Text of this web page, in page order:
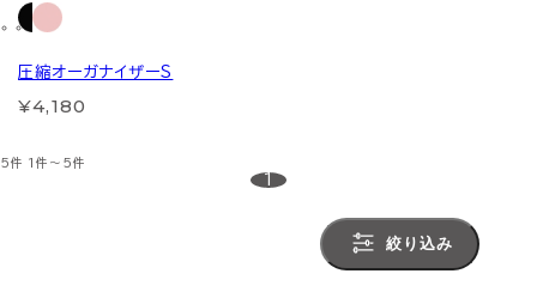
圧縮オーガナイザーS
¥4,180
5件 1件～5件
1
絞り込み